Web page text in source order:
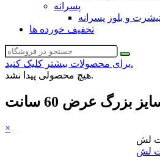
پسرانه
و بلوز پسرانه
تخفیف خورده ها
برای محصولات بیشتر کلیک کنید.
هیچ محصولی پیدا نشد.
بزرگ عرض 60 سانت
×